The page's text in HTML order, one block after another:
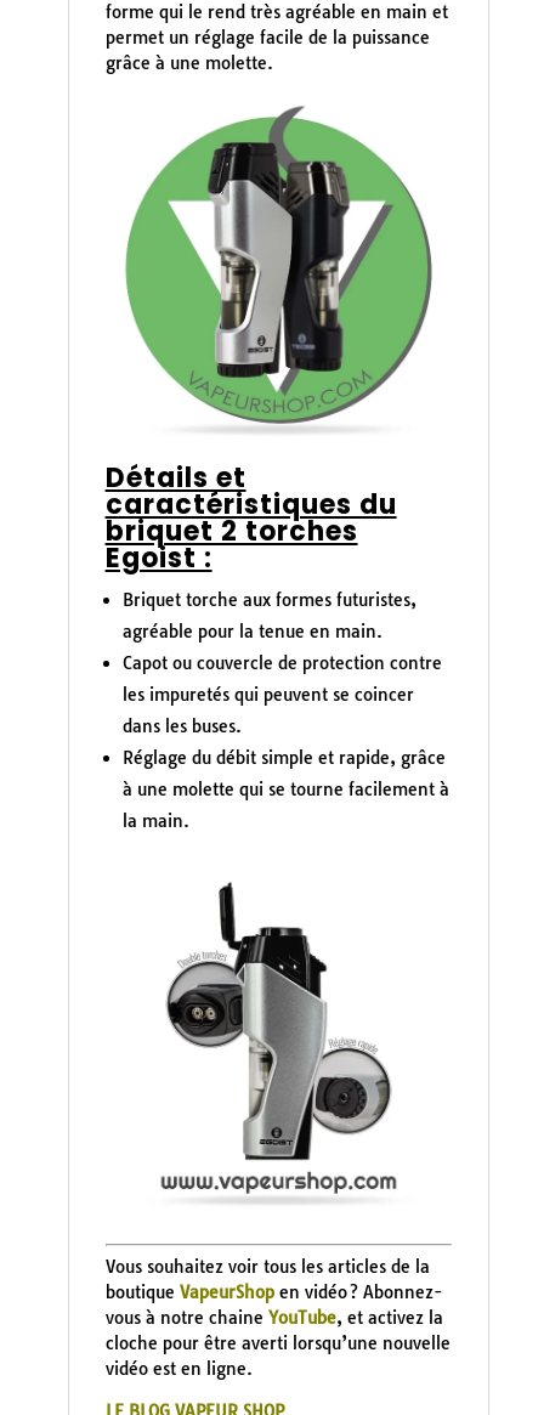
forme qui le rend très agréable en main et
permet un réglage facile de la puissance
grâce à une molette.
Détails et
caractéristiques du
briquet 2 torches
Egoist :
Briquet torche aux formes futuristes,
agréable pour la tenue en main.
Capot ou couvercle de protection contre
les impuretés qui peuvent se coincer
dans les buses.
Réglage du débit simple et rapide, grâce
à une molette qui se tourne facilement à
la main.
Vous souhaitez voir tous les articles de la
boutique VapeurShopen vidéo ? Abonnez-
vous à notre chaine YouTube, et activez la
cloche pour être averti lorsqu’une nouvelle
vidéo est en ligne.